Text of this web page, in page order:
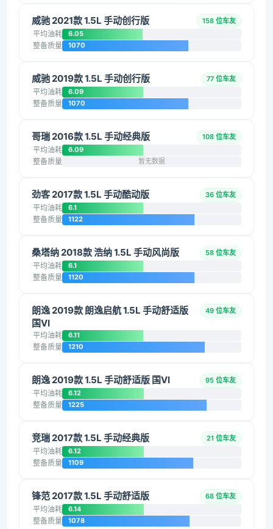
威驰 2021款 1.5L 手动创行版 158 位车友
平均油耗 6.05
整备质量 1070
威驰 2019款 1.5L 手动创行版 77 位车友
平均油耗 6.09
整备质量 1070
哥瑞 2016款 1.5L 手动经典版 108 位车友
平均油耗 6.09
整备质量 暂无数据
劲客 2017款 1.5L 手动酷动版 36 位车友
平均油耗 6.1
整备质量 1122
桑塔纳 2018款 浩纳 1.5L 手动风尚版 58 位车友
平均油耗 6.1
整备质量 1120
朗逸 2019款 朗逸启航 1.5L 手动舒适版
国VI
49 位车友
平均油耗 6.11
整备质量 1210
朗逸 2019款 1.5L 手动舒适版 国VI 95 位车友
平均油耗 6.12
整备质量 1225
竞瑞 2017款 1.5L 手动经典版 21 位车友
平均油耗 6.12
整备质量 1109
锋范 2017款 1.5L 手动舒适版 68 位车友
平均油耗 6.14
整备质量 1078